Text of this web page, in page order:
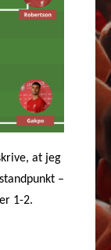
at jeg
–
1-2.